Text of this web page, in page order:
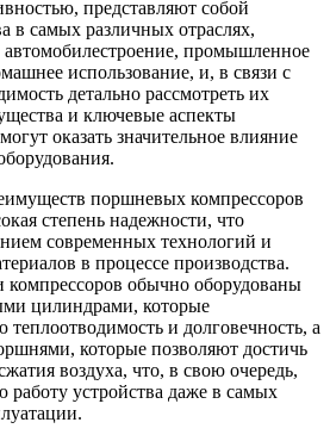
представляют собой
в самых различных отраслях,
автомобилестроение, промышленное
использование, и, в связи с
детально рассмотреть их
и ключевые аспекты
оказать значительное влияние
поршневых компрессоров
степень надежности, что
современных технологий и
в процессе производства.
обычно оборудованы
цилиндрами, которые
и долговечность, а
которые позволяют достичь
воздуха, что, в свою очередь,
работу устройства даже в самых